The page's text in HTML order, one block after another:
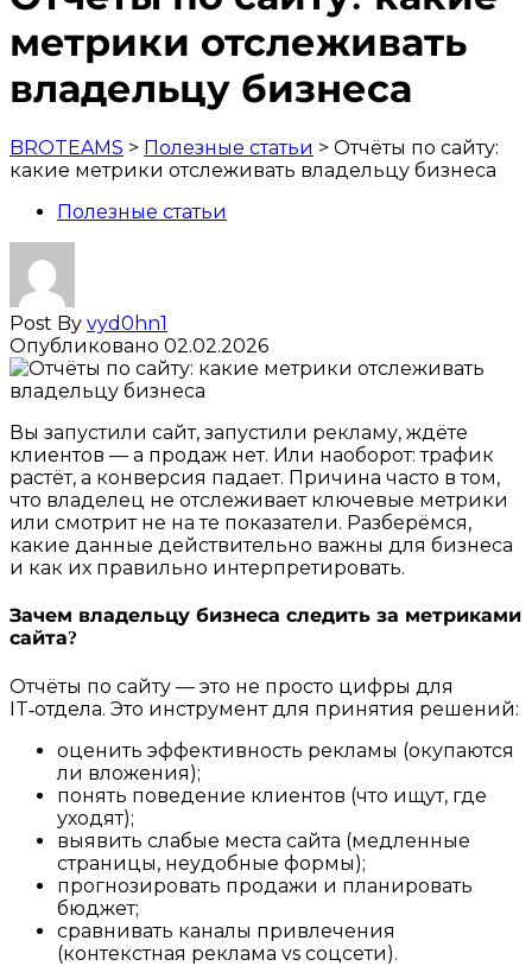
метрики отслеживать
владельцу бизнеса
BROTEAMS > Полезные статьи > Отчёты по сайту:
какие метрики отслеживать владельцу бизнеса
Полезные статьи
Post By vyd0hn1
Опубликовано 02.02.2026
Вы запустили сайт, запустили рекламу, ждёте
клиентов — а продаж нет. Или наоборот: трафик
растёт, а конверсия падает. Причина часто в том,
что владелец не отслеживает ключевые метрики
или смотрит не на те показатели. Разберёмся,
какие данные действительно важны для бизнеса
и как их правильно интерпретировать.
Зачем владельцу бизнеса следить за метриками
сайта?
Отчёты по сайту — это не просто цифры для
IT‑отдела. Это инструмент для принятия решений:
оценить эффективность рекламы (окупаются
ли вложения);
понять поведение клиентов (что ищут, где
уходят);
выявить слабые места сайта (медленные
страницы, неудобные формы);
прогнозировать продажи и планировать
бюджет;
сравнивать каналы привлечения
(контекстная реклама vs соцсети).